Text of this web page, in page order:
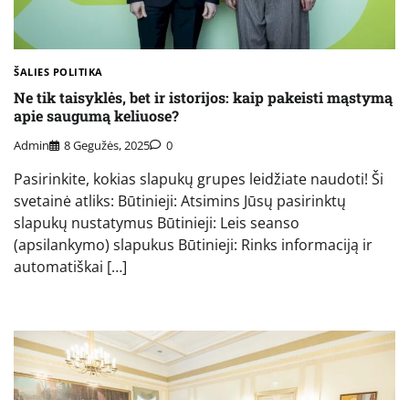
ŠALIES POLITIKA
Ne tik taisyklės, bet ir istorijos: kaip pakeisti mąstymą
apie saugumą keliuose?
Admin 8 Gegužės, 2025 0
Pasirinkite, kokias slapukų grupes leidžiate naudoti! Ši
svetainė atliks: Būtinieji: Atsimins Jūsų pasirinktų
slapukų nustatymus Būtinieji: Leis seanso
(apsilankymo) slapukus Būtinieji: Rinks informaciją ir
automatiškai […]